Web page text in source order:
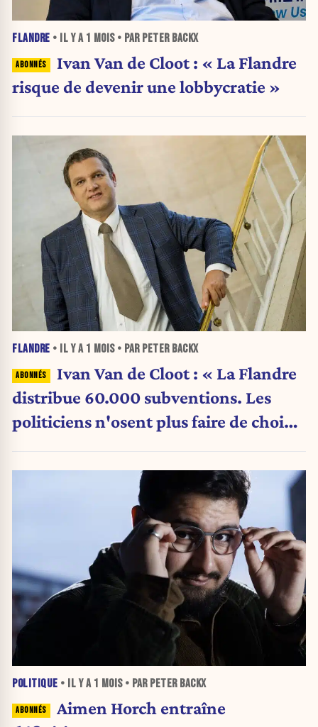
FLANDRE • IL Y A 1 MOIS• PAR PETER BACKX
Ivan Van de Cloot : « La Flandre
risque de devenir une lobbycratie »
FLANDRE • IL Y A 1 MOIS• PAR PETER BACKX
Ivan Van de Cloot : « La Flandre
distribue 60.000 subventions. Les
politiciens n'osent plus faire de choix.
POLITIQUE • IL Y A 1 MOIS• PAR PETER BACKX
Aimen Horch entraîne